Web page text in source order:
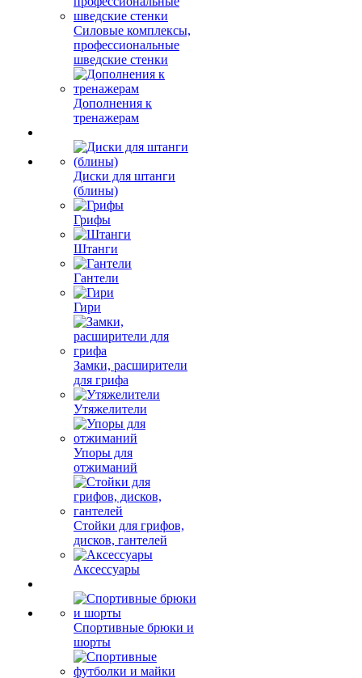
Силовые комплексы,
профессиональные
шведские стенки
Дополнения к
тренажерам
Диски для штанги
(блины)
Грифы
Штанги
Гантели
Гири
Замки, расширители
для грифа
Утяжелители
Упоры для
отжиманий
Стойки для грифов,
дисков, гантелей
Аксессуары
Спортивные брюки и
шорты